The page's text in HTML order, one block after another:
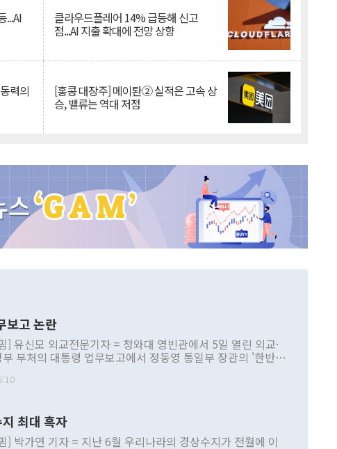
...AI 클라우드플레어 14% 급등해 신고
점...AI 지출 확대에 전망 상향
력의 [홍콩 대장주] 메이퇀② 실적은 고속 상
승, 밸류는 역대 저점
보고 논란
] 유신모 외교전문기자 = 청와대 영빈관에서 5일 열린 외교·
부처의 대통령 업무보고에서 정동영 통일부 장관의 '한반도
부 내 조율을 거치지 않은 사안을 정책으로 추진하겠다고 공
근거한 비현실적 구상'이라는 비판을 내놨다. 그동안 정 장
관련 발언이 물의를 빚은 적은 여러 번 있지만 대통령과 유
최대 흑자
] 박가연 기자 = 지난 6월 우리나라의 경상수지가 전월에 이